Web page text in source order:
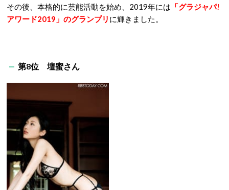
その後、本格的に芸能活動を始め、2019年には 「グラジャパ!
アワード2019」のグランプリ に輝きました。
第8位 壇蜜さん